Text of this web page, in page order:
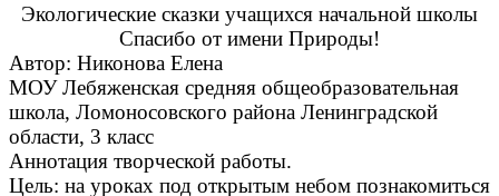
Экологические сказки учащихся начальной школы
Спасибо от имени Природы!
Автор: Никонова Елена
МОУ Лебяженская средняя общеобразовательная
школа, Ломоносовского района Ленинградской
области, 3 класс
Аннотация творческой работы.
Цель: на уроках под открытым небом познакомиться